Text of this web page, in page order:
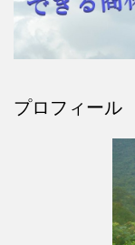
プロフィール